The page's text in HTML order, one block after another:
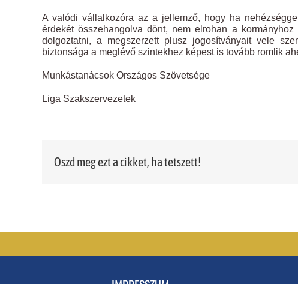
A valódi vállalkozóra az a jellemző, hogy ha
érdekét összehangolva dönt, nem elrohan a
dolgoztatni, a megszerzett plusz jogosítványait vele
biztonsága a meglévő szintekhez képest is tovább romlik
Munkástanácsok Országos Szövetsége
Liga Szakszervezetek
Oszd meg ezt a cikket, ha tetszett!